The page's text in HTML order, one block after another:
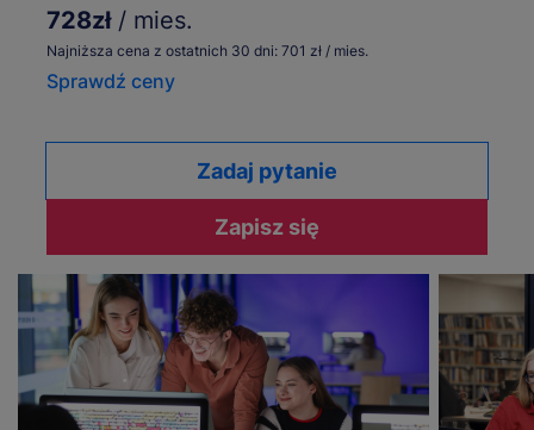
728zł / mies.
Najniższa cena z ostatnich 30 dni: 701 zł / mies.
Sprawdź ceny
Zadaj pytanie
Zapisz się